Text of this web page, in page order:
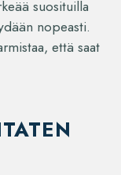
suosituilla
nopeasti.
että saat